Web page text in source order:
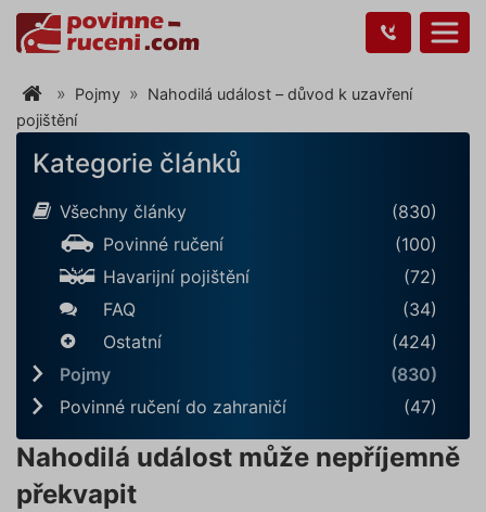
Pojmy
Nahodilá událost – důvod k uzavření
pojištění
Kategorie článků
Všechny články
(830)
Povinné ručení
(100)
Havarijní pojištění
(72)
FAQ
(34)
Ostatní
(424)
Pojmy
(830)
Povinné ručení do zahraničí
(47)
Nahodilá událost může nepříjemně
překvapit